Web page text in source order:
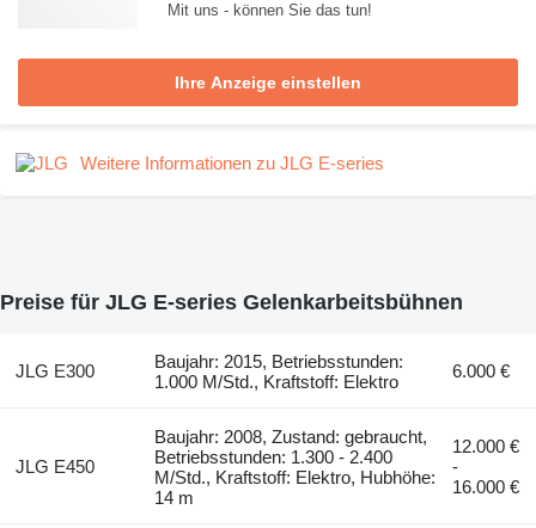
Mit uns - können Sie das tun!
Ihre Anzeige einstellen
Weitere Informationen zu JLG E-series
Preise für JLG E-series Gelenkarbeitsbühnen
JLG E300
Baujahr: 2015, Betriebsstunden:
1.000 M/Std., Kraftstoff: Elektro
6.000 €
JLG E450
Baujahr: 2008, Zustand: gebraucht,
Betriebsstunden: 1.300 - 2.400
M/Std., Kraftstoff: Elektro, Hubhöhe:
14 m
12.000 €
-
16.000 €